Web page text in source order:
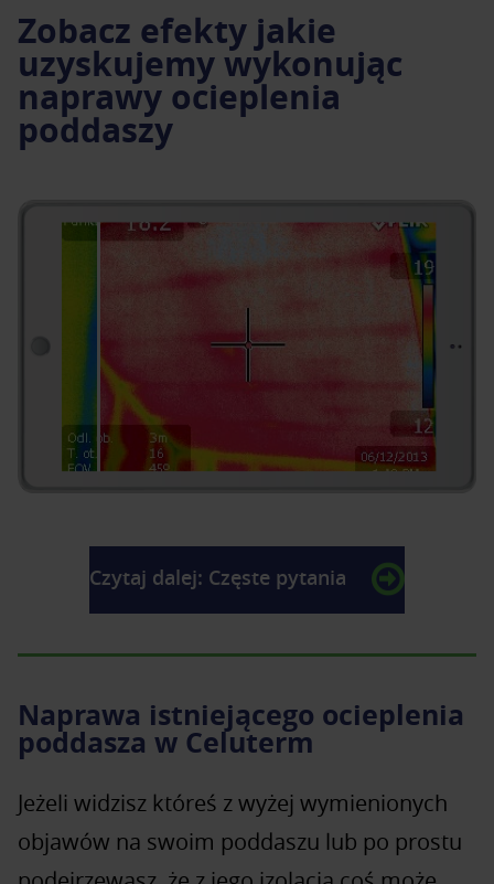
Zobacz efekty jakie
uzyskujemy wykonując
naprawy ocieplenia
poddaszy
Czytaj dalej: Częste pytania
Naprawa istniejącego ocieplenia
poddasza w Celuterm
Jeżeli widzisz któreś z wyżej wymienionych
objawów na swoim poddaszu lub po prostu